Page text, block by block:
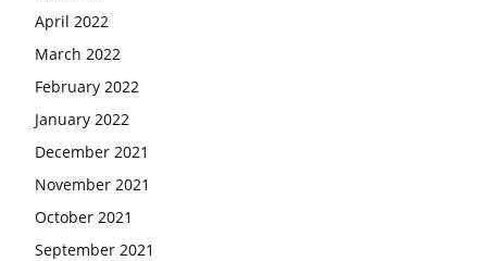
April 2022
March 2022
February 2022
January 2022
December 2021
November 2021
October 2021
September 2021